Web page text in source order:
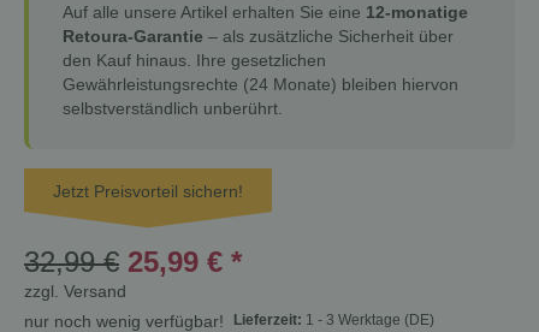
Auf alle unsere Artikel erhalten Sie eine 12-monatige
Retoura-Garantie – als zusätzliche Sicherheit über
den Kauf hinaus. Ihre gesetzlichen
Gewährleistungsrechte (24 Monate) bleiben hiervon
selbstverständlich unberührt.
Jetzt Preisvorteil sichern!
32,99 € 25,99 € *
zzgl. Versand
nur noch wenig verfügbar!
Lieferzeit: 1 - 3 Werktage (DE)